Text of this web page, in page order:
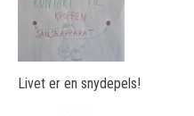
Livet er en snydepels!